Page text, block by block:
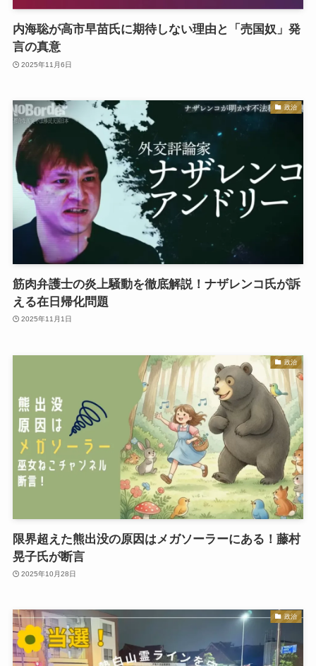
内海聡が高市早苗氏に期待しない理由と「売国奴」発
言の真意
2025年11月6日
政治
筋肉弁護士の炎上騒動を徹底解説！ナザレンコ氏が訴
える在日帰化問題
2025年11月1日
政治
限界超えた熊出没の原因はメガソーラーにある！藤村
晃子氏が断言
2025年10月28日
政治